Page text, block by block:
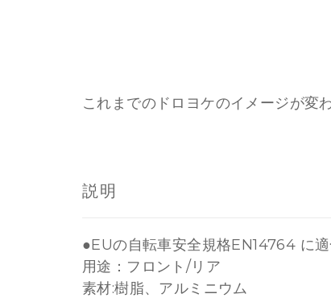
これまでのドロヨケのイメージが変
説明
●EUの自転車安全規格EN14764 に
用途：フロント/リア
素材:樹脂、アルミニウム